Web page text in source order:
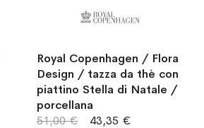
Royal Copenhagen / Flora
Design / tazza da thè con
piattino Stella di Natale /
porcellana
43,35 €
51,00 €